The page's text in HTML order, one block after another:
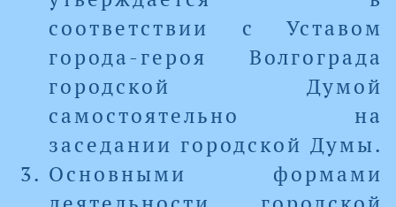
соответствии с Уставом
города-героя Волгограда
городской Думой
самостоятельно на
заседании городской Думы.
Основными формами